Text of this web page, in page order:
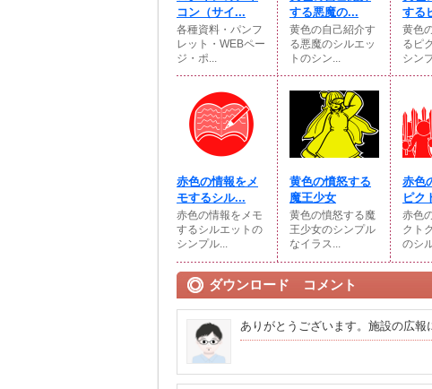
コン（サイ...
各種資料・パンフ
レット・WEBペー
ジ・ポ...
する悪魔の...
黄色の自己紹介す
る悪魔のシルエッ
トのシン...
する
黄色
るピ
シン
赤色の情報をメ
モするシル...
赤色の情報をメモ
するシルエットの
シンプル...
黄色の憤怒する
魔王少女
黄色の憤怒する魔
王少女のシンプル
なイラス...
赤色
ピク
赤色
クト
のシ
ダウンロード コメント
ありがとうございます。施設の広報